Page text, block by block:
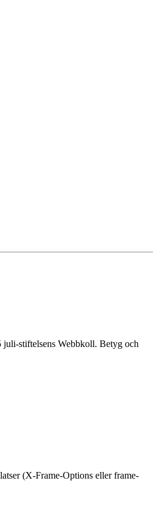
juli-stiftelsens Webbkoll. Betyg och
(X-Frame-Options eller frame-